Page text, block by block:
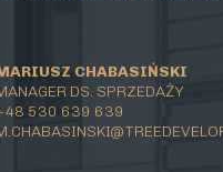
CHABASIŃSKI
DS. SPRZEDAŻY
530 639 639